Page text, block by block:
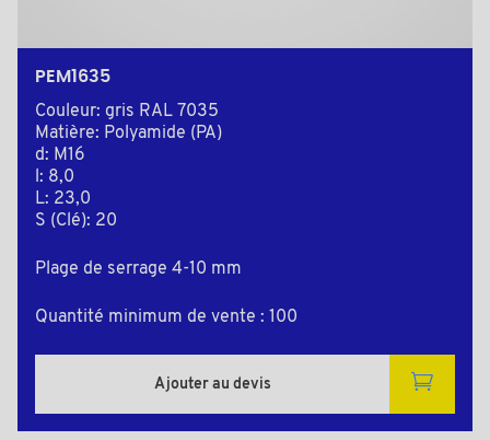
PEM1635
Couleur: gris RAL 7035
Matière: Polyamide (PA)
d: M16
l: 8,0
L: 23,0
S (Clé): 20
Plage de serrage 4-10 mm
Quantité minimum de vente : 100
Ajouter au devis